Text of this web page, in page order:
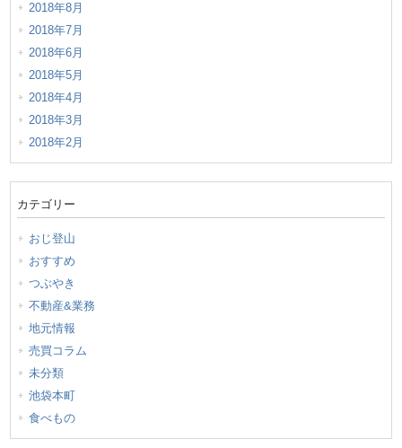
2018年8月
2018年7月
2018年6月
2018年5月
2018年4月
2018年3月
2018年2月
カテゴリー
おじ登山
おすすめ
つぶやき
不動産&業務
地元情報
売買コラム
未分類
池袋本町
食べもの